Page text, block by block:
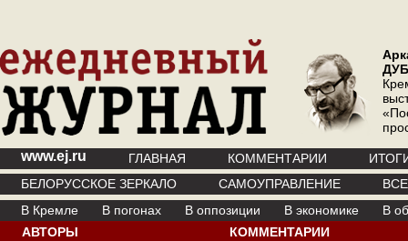
www.ej.ru ГЛАВНАЯ КОММЕНТАРИИ
БЕЛОРУССКОЕ ЗЕРКАЛО
САМОУПРАВЛЕНИЕ
В Кремле
В погонах В оппозиции В экономике
В
АВТОРЫ
КОММЕНТАРИИ